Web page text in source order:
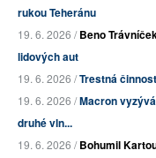
rukou Teheránu
19. 6. 2026 /Beno
lidových aut
19. 6. 2026 /Trestná
19. 6. 2026 /Macron
druhé vln...
19. 6. 2026 /Bohumil